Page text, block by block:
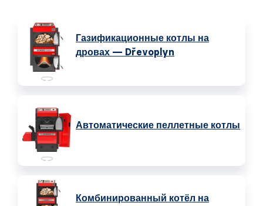
Газификационные котлы на
дровах — Dřevoplyn
Автоматические пеллетные котлы
Комбинированный котёл на